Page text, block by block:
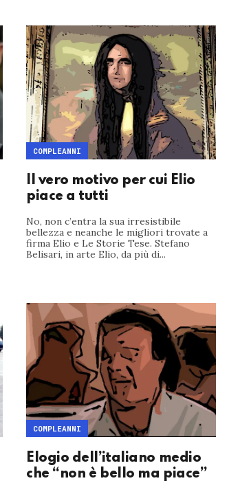
Il vero motivo per cui Elio
piace a tutti
No, non c’entra la sua irresistibile
bellezza e neanche le migliori trovate a
firma Elio e Le Storie Tese. Stefano
Belisari, in arte Elio, da più di...
COMPLEANNI
Elogio dell’italiano medio
che “non è bello ma piace”
COMPLEANNI